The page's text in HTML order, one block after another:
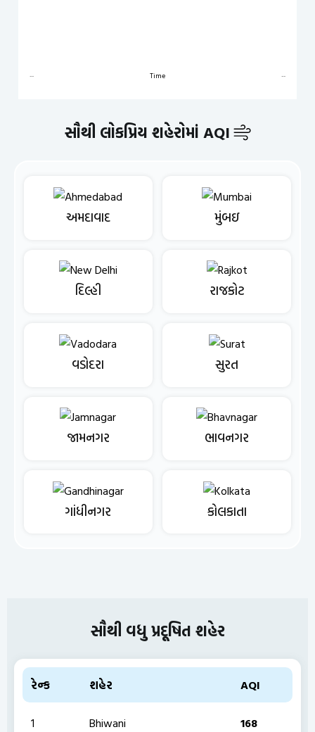
-- Time --
સૌથી લોકપ્રિય શહેરોમાં AQI
અમદાવાદ મુંબઇ
દિલ્હી રાજકોટ
વડોદરા સુરત
જામનગર ભાવનગર
ગાંધીનગર કોલકાતા
સૌથી વધુ પ્રદૂષિત શહેર
રેન્ક શહેર AQI
1 Bhiwani 168